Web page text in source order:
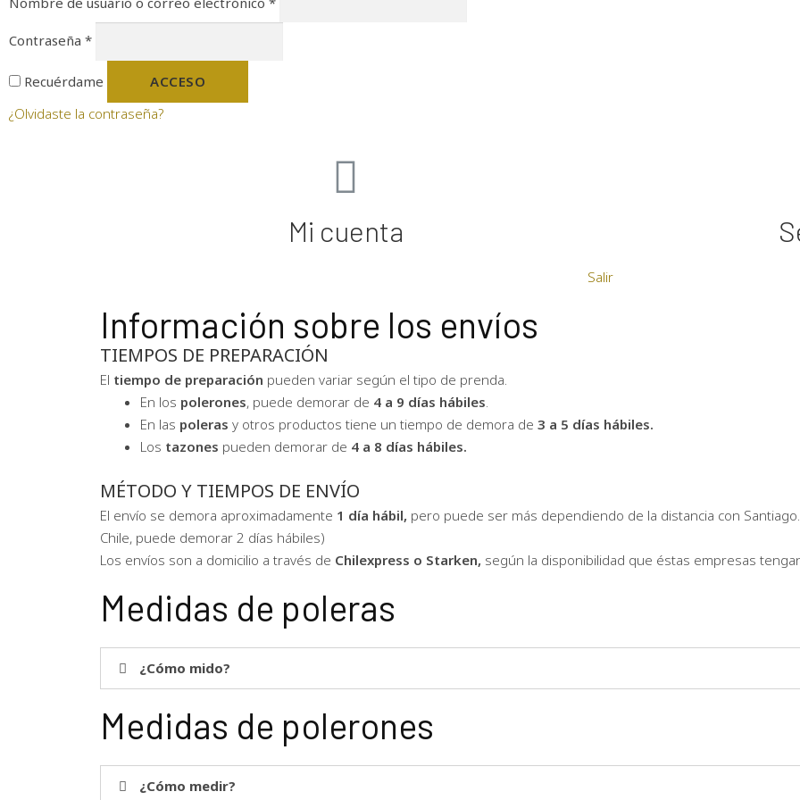
Contraseña *
Recuérdame
ACCESO
¿Olvidaste la contraseña?
Mi cuenta
Salir
Información sobre los envíos
TIEMPOS DE PREPARACIÓN
El tiempo de preparación pueden variar según el tipo de prenda.
En los polerones, puede demorar de 4 a 9 días hábiles.
En las poleras y otros productos tiene un tiempo de demora de 3 a 5 días hábiles.
Los tazones pueden demorar de 4 a 8 días hábiles.
MÉTODO Y TIEMPOS DE ENVÍO
El envío se demora aproximadamente 1 día hábil, pero puede ser más dependiendo de la distancia con
Chile, puede demorar 2 días hábiles)
Los envíos son a domicilio a través de Chilexpress o Starken, según la disponibilidad que éstas empresas
Medidas de poleras
¿Cómo mido?
Medidas de polerones
¿Cómo medir?